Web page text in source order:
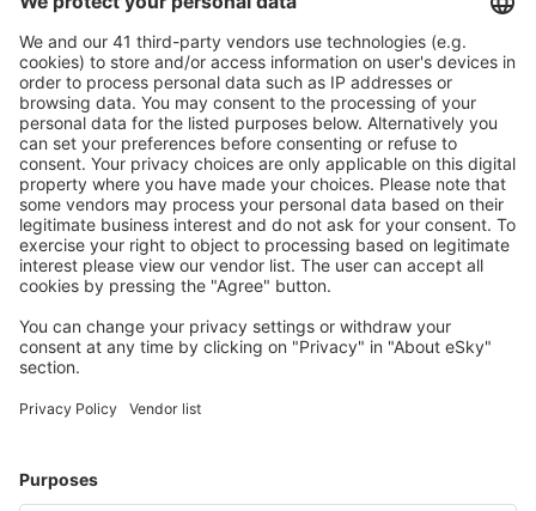
S námi ušetříte
Atraktivní ceny a speciální nabídky pro přihlášené
uživatele.
Ubytování dle vašeho gusta
Vyberte si z více než 1.3 milionu zařízení: hotelů,
apartmánů, chat a dalších.
Ubytování ve Velké Británii - Oblíbená města
Ubytování v Liverpoolu Ubytování in Liskeard